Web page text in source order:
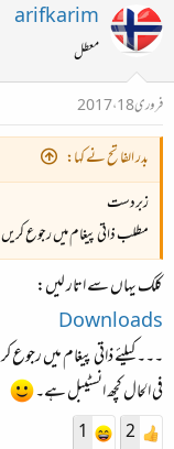
arifkarim
معطل
فروری 18، 2017
بدر الفاتح نے کہا:
زبردست
مطلب ذاتی پیغام میں رجوع کریں
کلک یہاں سے اتار لیں:
Downloads
فی الحال کچھ انسٹیبل ہے۔
2
1